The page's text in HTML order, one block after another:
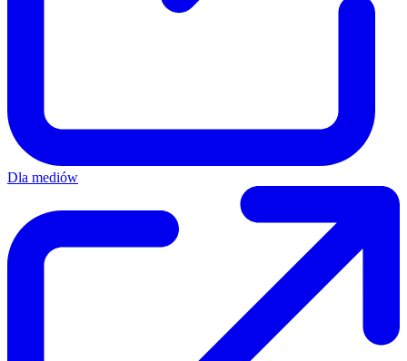
Dla mediów